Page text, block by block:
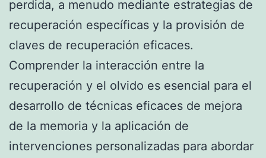
perdida, a menudo mediante estrategias de
recuperación específicas y la provisión de
claves de recuperación eficaces.
Comprender la interacción entre la
recuperación y el olvido es esencial para el
desarrollo de técnicas eficaces de mejora
de la memoria y la aplicación de
intervenciones personalizadas para abordar